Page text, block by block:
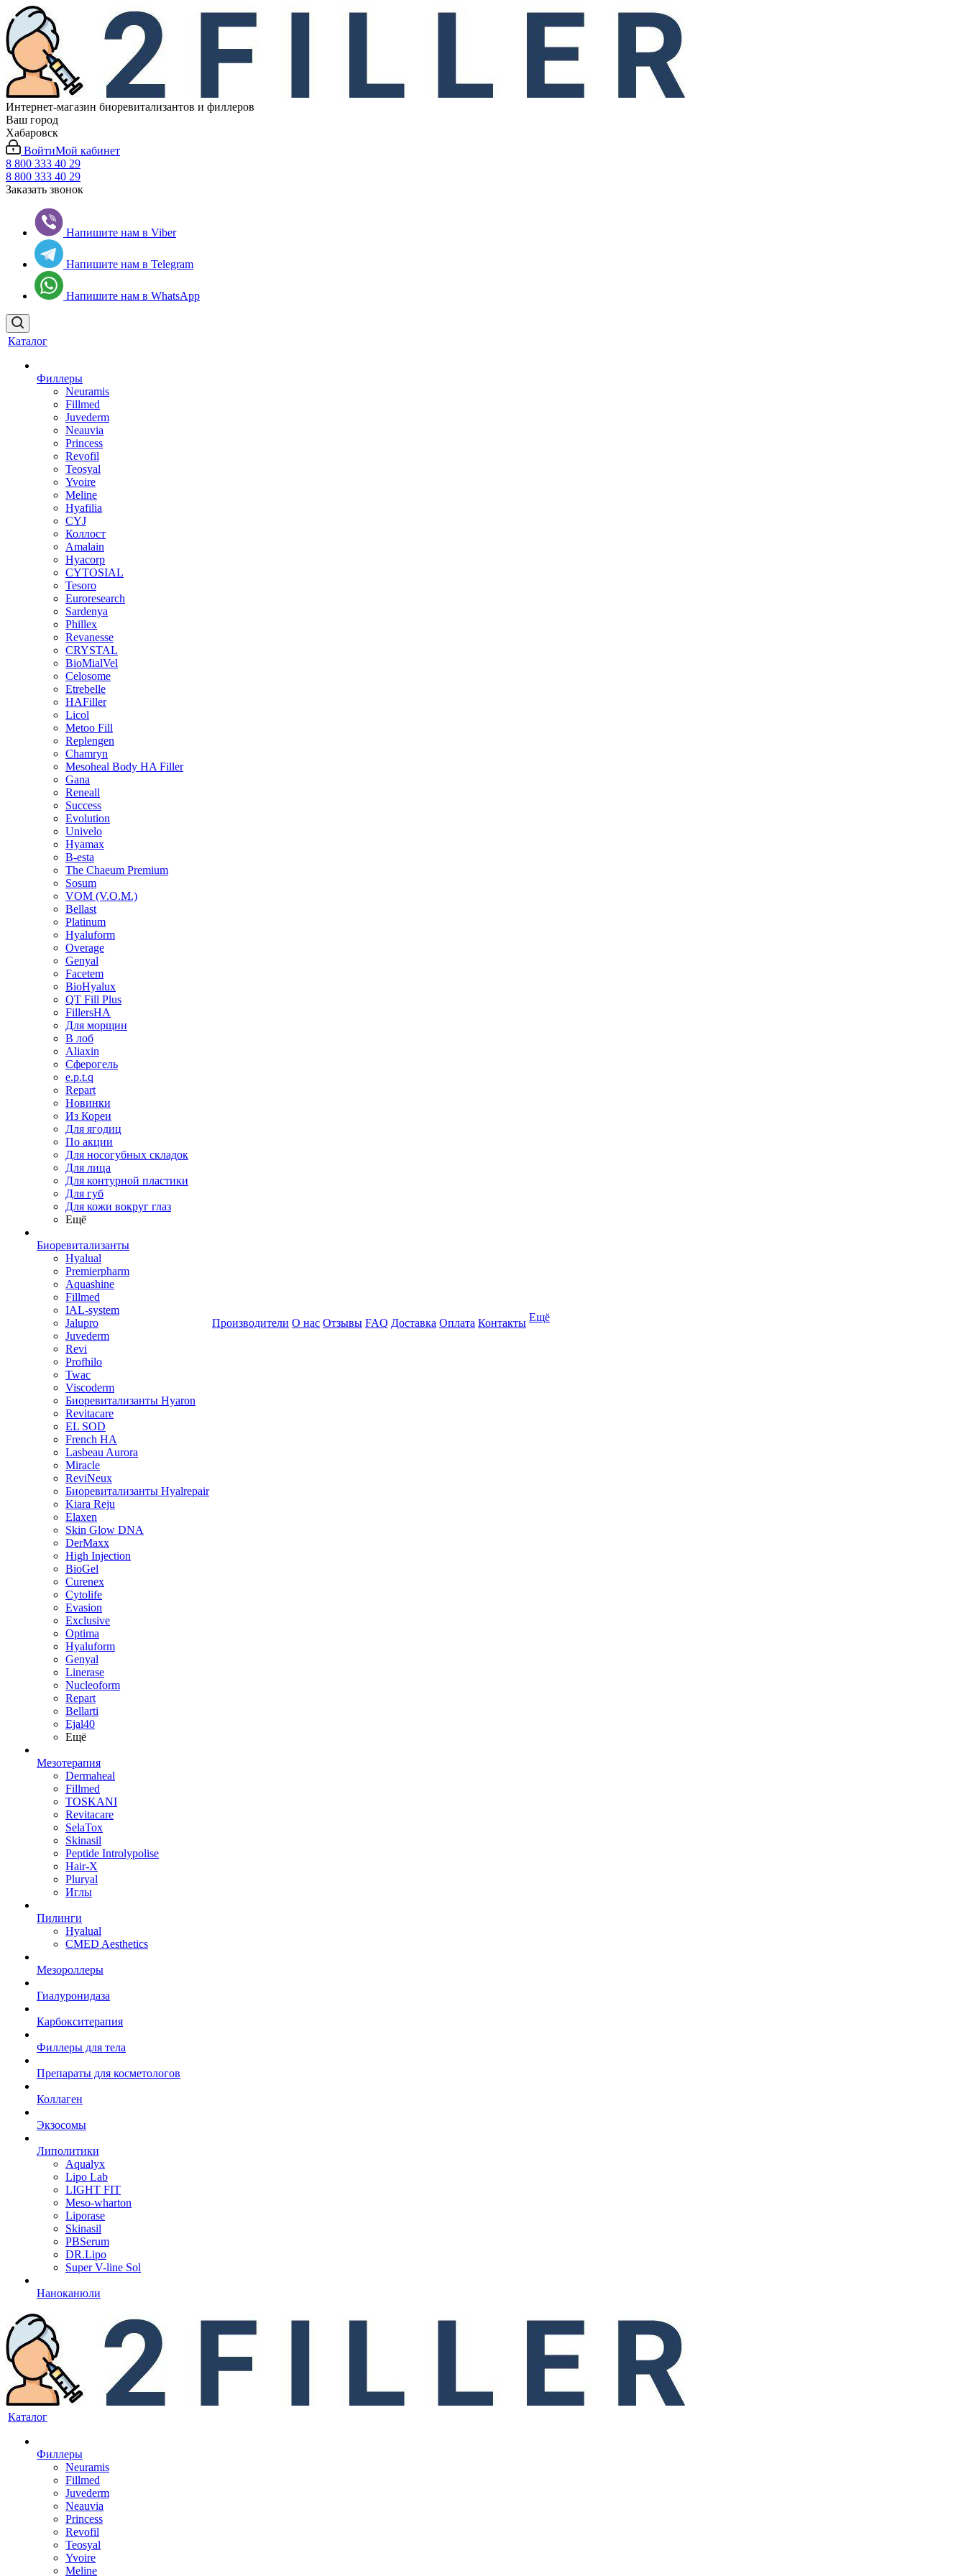
Интернет-магазин биоревитализантов и филлеров
Ваш город
Хабаровск
ВойтиМой кабинет
8 800 333 40 29
8 800 333 40 29
Заказать звонок
Напишите нам в Viber
Напишите нам в Telegram
Напишите нам в WhatsApp
Каталог
Филлеры
Neuramis
Fillmed
Juvederm
Neauvia
Princess
Revofil
Teosyal
Yvoire
Meline
Hyafilia
CYJ
Коллост
Amalain
Hyacorp
CYTOSIAL
Tesoro
Euroresearch
Sardenya
Phillex
Revanesse
CRYSTAL
BioMialVel
Celosome
Etrebelle
HAFiller
Licol
Metoo Fill
Replengen
Chamryn
Mesoheal Body HA Filler
Gana
Reneall
Success
Evolution
Univelo
Hyamax
B-esta
The Chaeum Premium
Sosum
VOM (V.O.M.)
Bellast
Platinum
Hyaluform
Overage
Genyal
Facetem
BioHyalux
QT Fill Plus
FillersHA
Для морщин
В лоб
Aliaxin
Сферогель
e.p.t.q
Repart
Новинки
Из Кореи
Для ягодиц
По акции
Для носогубных складок
Для лица
Для контурной пластики
Для губ
Для кожи вокруг глаз
Ещё
Биоревитализанты
Hyalual
Premierpharm
Aquashine
Fillmed
IAL-system
Jalupro
Juvederm
Revi
Profhilo
Twac
Viscoderm
Биоревитализанты Hyaron
Revitacare
EL SOD
French HA
Lasbeau Aurora
Miracle
ReviNeux
Биоревитализанты Hyalrepair
Kiara Reju
Elaxen
Skin Glow DNA
DerMaxx
High Injection
BioGel
Curenex
Cytolife
Evasion
Exclusive
Optima
Hyaluform
Genyal
Linerase
Nucleoform
Repart
Bellarti
Ejal40
Ещё
Мезотерапия
Dermaheal
Fillmed
TOSKANI
Revitacare
SelaTox
Skinasil
Peptide Introlypolise
Hair-X
Pluryal
Иглы
Пилинги
Hyalual
CMED Aesthetics
Мезороллеры
Гиалуронидаза
Карбокситерапия
Филлеры для тела
Препараты для косметологов
Коллаген
Экзосомы
Липолитики
Aqualyx
Lipo Lab
LIGHT FIT
Meso-wharton
Liporase
Skinasil
PBSerum
DR.Lipo
Super V-line Sol
Наноканюли
Производители О нас Отзывы FAQ Доставка Оплата Контакты Ещё
Каталог
Филлеры
Neuramis
Fillmed
Juvederm
Neauvia
Princess
Revofil
Teosyal
Yvoire
Meline